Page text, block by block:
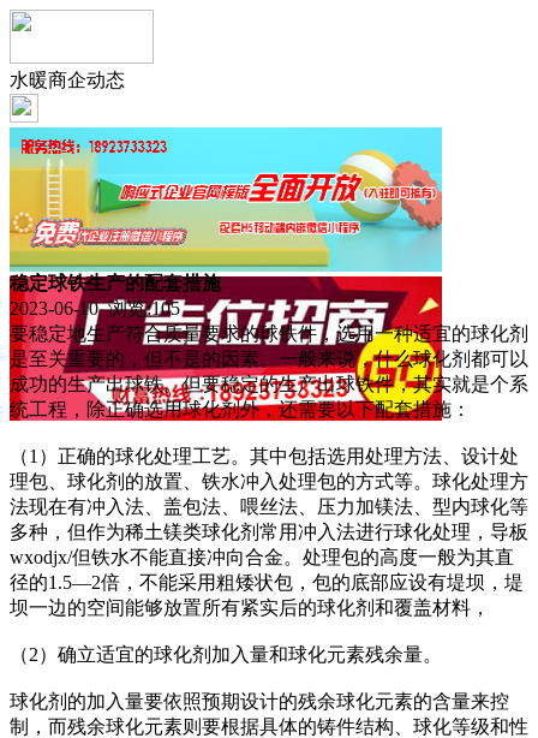
水暖商企动态
稳定球铁生产的配套措施
2023-06-10 浏览:105
要稳定地生产符合质量要求的球铁件，选用一种适宜的球化剂
是至关重要的，但不是的因素。一般来说，什么球化剂都可以
成功的生产出球铁。但要稳定的生产出球铁件，其实就是个系
统工程，除正确选用球化剂外，还需要以下配套措施：
（1）正确的球化处理工艺。其中包括选用处理方法、设计处
理包、球化剂的放置、铁水冲入处理包的方式等。球化处理方
法现在有冲入法、盖包法、喂丝法、压力加镁法、型内球化等
多种，但作为稀土镁类球化剂常用冲入法进行球化处理，导板
wxodjx/但铁水不能直接冲向合金。处理包的高度一般为其直
径的1.5—2倍，不能采用粗矮状包，包的底部应设有堤坝，堤
坝一边的空间能够放置所有紧实后的球化剂和覆盖材料，
（2）确立适宜的球化剂加入量和球化元素残余量。
球化剂的加入量要依照预期设计的残余球化元素的含量来控
制，而残余球化元素则要根据具体的铸件结构、球化等级和性